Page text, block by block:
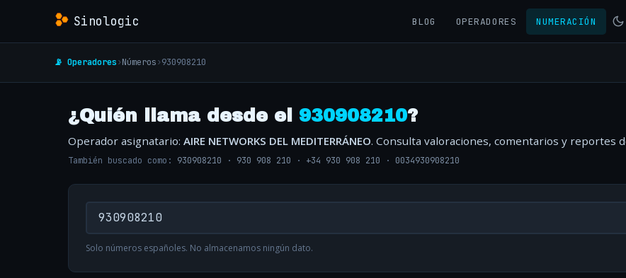
Sinologic BLOG OPERADORES NUMERACIÓN
📡 Operadores›Números›930908210
¿Quién llama desde el 930908210?
Operador asignatario: AIRE NETWORKS DEL MEDITERRÁNEO. Consulta valoraciones, comentarios y reportes
También buscado como: 930908210 · 930 908 210 · +34 930 908 210 · 0034930908210
Solo números españoles. No almacenamos ningún dato.